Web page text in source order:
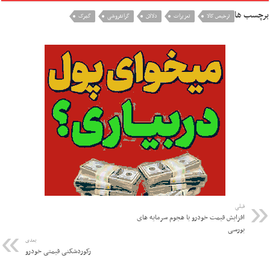
برچسب ها ترخیص کالا تعزیرات دلالان گرانفروشی گمرک
قبلی
افزایش قیمت خودرو با هجوم سرمایه های
بورسی
بعدی
رکوردشکنی قیمتی خودرو